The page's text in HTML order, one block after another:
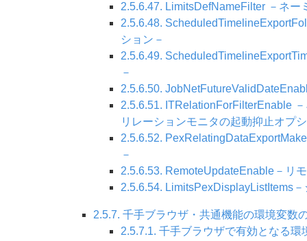
2.5.6.47. LimitsDefNameFilter －ネ
2.5.6.48.
ション－
2.5.6.49.
－
2.5.6.50.
2.5.6.51. ITRelationForFilterEnable
リレーションモニタの起動抑止オプ
2.5.6.52.
－
2.5.6.53. RemoteUpdateEnable－リ
2.5.6.54. LimitsPexDisplayListItems
2.5.7. 千手ブラウザ・共通機能の環境変数
2.5.7.1. 千手ブラウザで有効となる環